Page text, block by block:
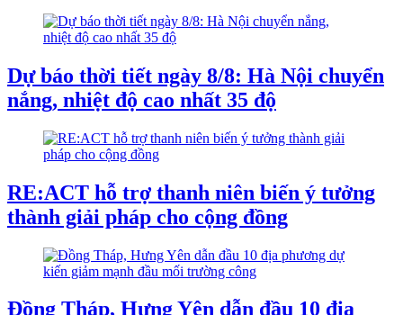
Dự báo thời tiết ngày 8/8: Hà Nội chuyển
nắng, nhiệt độ cao nhất 35 độ
RE:ACT hỗ trợ thanh niên biến ý tưởng
thành giải pháp cho cộng đồng
Đồng Tháp, Hưng Yên dẫn đầu 10 địa